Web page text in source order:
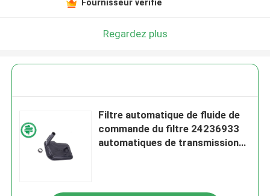
Fournisseur vérifié
Regardez plus
Filtre automatique de fluide de
commande du filtre 24236933
automatiques de transmission